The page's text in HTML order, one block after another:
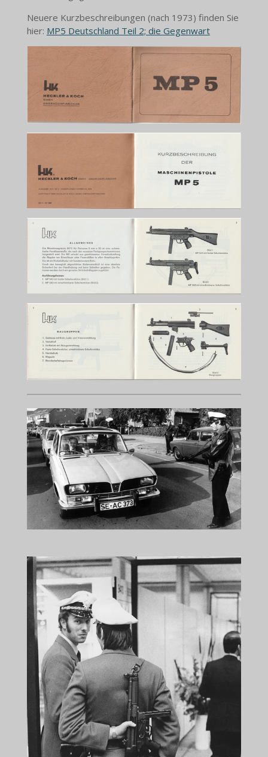
Neuere Kurzbeschreibungen (nach 1973) finden Sie
hier: MP5 Deutschland Teil 2; die Gegenwart